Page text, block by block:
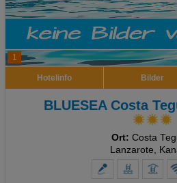
1
Hotelinfo Bilder
BLUESEA Costa
Ort: Costa
Lanzarote,